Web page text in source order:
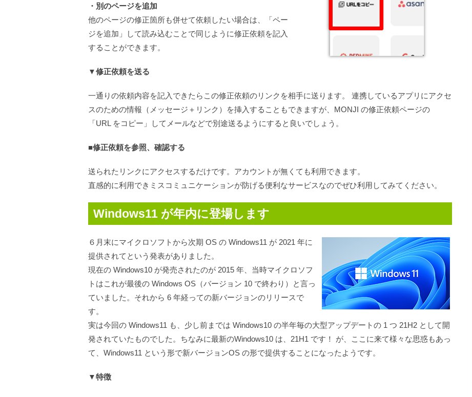
・別のページを追加
他のページの修正箇所も併せて依頼したい場合は、「ペー
ジを追加」して読み込むことで同じように修正依頼を記入
することができます。
▼修正依頼を送る
一通りの依頼内容を記入できたらこの修正依頼のリンクを相手に送ります。 連携しているアプリにアクセ
スのための情報（メッセージ＋リンク）を挿入することもできますが、MONJI の修正依頼ページの
「URL をコピー」してメールなどで別途送るようにすると良いでしょう。
■修正依頼を参照、確認する
送られたリンクにアクセスするだけです。アカウントが無くても利用できます。
直感的に利用できミスコミュニケーションが防げる便利なサービスなのでぜひ利用してみてください。
Windows11 が年内に登場します
６月末にマイクロソフトから次期 OS の Windows11 が 2021 年に
提供されてという発表がありました。
現在の Windows10 が発売されたのが 2015 年、当時マイクロソフ
トはこれが最後の Windows OS（バージョン 10 で終わり）と言っ
ていました。それから 6 年経っての新バージョンのリリースで
す。
実は今回の Windows11 も、少し前までは Windows10 の半年毎の大型アップデートの 1 つ 21H2 として開
発されていたものでした。ちなみに最新のWindows10 は、21H1 です！ が、ここに来て様々な思惑もあっ
て、Windows11 という形で新バージョンOS の形で提供することになったようです。
▼特徴